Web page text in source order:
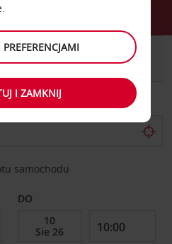
SAMOCHÓD
DOSTAWCZY
samochodu
DO
I ZAMKNIJ